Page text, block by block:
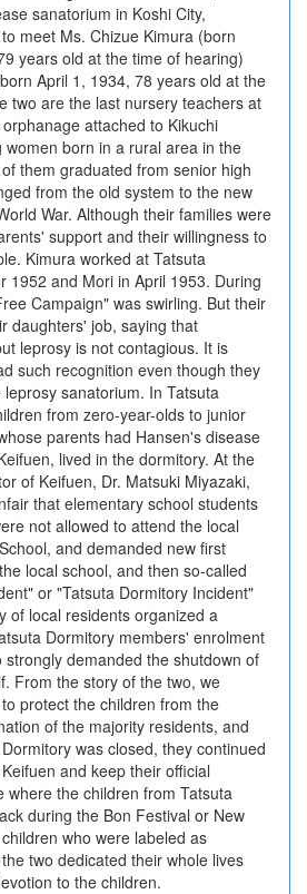
sanatorium in Koshi City,
meet Ms. Chizue Kimura (born
years old at the time of hearing)
April 1, 1934, 78 years old at the
two are the last nursery teachers at
attached to Kikuchi
women born in a rural area in the
them graduated from senior high
from the old system to the new
War. Although their families were
support and their willingness to
Kimura worked at Tatsuta
1952 and Mori in April 1953. During
Campaign" was swirling. But their
daughters' job, saying that
leprosy is not contagious. It is
such recognition even though they
sanatorium. In Tatsuta
from zero-year-olds to junior
parents had Hansen's disease
lived in the dormitory. At the
of Keifuen, Dr. Matsuki Miyazaki,
that elementary school students
not allowed to attend the local
and demanded new first
local school, and then so-called
or "Tatsuta Dormitory Incident"
of local residents organized a
Dormitory members' enrolment
demanded the shutdown of
From the story of the two, we
protect the children from the
of the majority residents, and
was closed, they continued
and keep their official
where the children from Tatsuta
during the Bon Festival or New
who were labeled as
two dedicated their whole lives
to the children.